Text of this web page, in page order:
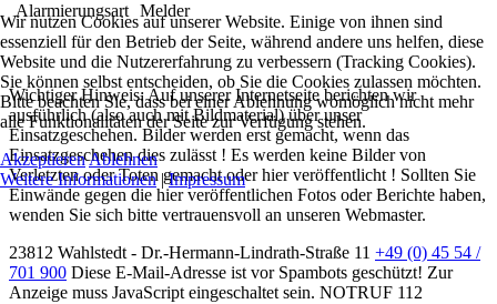
Alarmierungsart Melder
Wichtiger Hinweis: Auf unserer Internetseite berichten wir
ausführlich (also auch mit Bildmaterial) über unser
Einsatzgeschehen. Bilder werden erst gemacht, wenn das
Einsatzgeschehen dies zulässt ! Es werden keine Bilder von
Verletzten oder Toten gemacht oder hier veröffentlicht ! Sollten Sie
Einwände gegen die hier veröffentlichen Fotos oder Berichte haben,
wenden Sie sich bitte vertrauensvoll an unseren Webmaster.
23812 Wahlstedt - Dr.-Hermann-Lindrath-Straße 11 +49 (0) 45 54 /
701 900 Diese E-Mail-Adresse ist vor Spambots geschützt! Zur
Anzeige muss JavaScript eingeschaltet sein. NOTRUF 112
Wir nutzen Cookies auf unserer Website. Einige von ihnen sind
essenziell für den Betrieb der Seite, während andere uns helfen, diese
Website und die Nutzererfahrung zu verbessern (Tracking Cookies).
Sie können selbst entscheiden, ob Sie die Cookies zulassen möchten.
Bitte beachten Sie, dass bei einer Ablehnung womöglich nicht mehr
alle Funktionalitäten der Seite zur Verfügung stehen.
AkzeptierenAblehnen
Weitere Informationen|Impressum